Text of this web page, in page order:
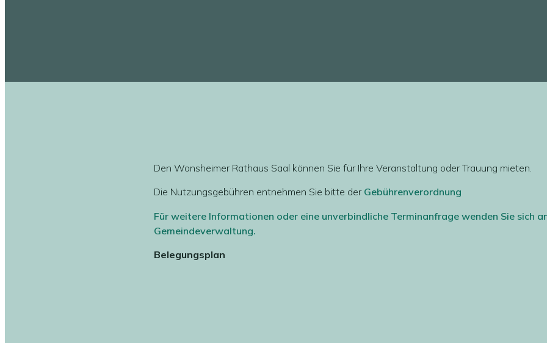
Den Wonsheimer Rathaus Saal können Sie für Ihre Veranstaltung oder Trauung mieten.
Die Nutzungsgebühren entnehmen Sie bitte der Gebührenverordnung
Für weitere Informationen oder eine unverbindliche Terminanfrage wenden Sie sich
Gemeindeverwaltung.
Belegungsplan